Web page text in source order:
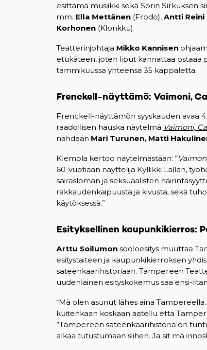
esittämä musiikki sekä Sorin Sirkuksen
mm. Ella Mettänen (Frodo), Antti Reini
Korhonen (Klonkku).
Teatterinjohtaja Mikko Kannisen
etukäteen, joten liput kannattaa ostaaa
tammikuussa yhteensä 35 kappaletta.
Frenckell-näyttämö: Vaimoni,
Frenckell-näyttämön syyskauden avaa
raadollisen hauska näytelmä Vaimoni,
nähdään Mari Turunen, Matti
Klemola kertoo näytelmästään: ”
60-vuotiaan näyttelijä Kyllikki Lallan,
sairasloman ja seksuaalisten
rakkaudenkaipuusta ja kivusta, sekä
käytöksessä.”
Esityksellinen kaupunkikierros:
Arttu Soilumon sooloesitys muuttaa
esitystaiteen ja kaupunkikierroksen
sateenkaarihistoriaan. Tampereen
uudenlainen esityskokemus saa ensi-
“Mä olen asunut lähes aina
kuitenkaan koskaan aatellu että
”Tampereen sateenkaarihistoria on
alkaa tutustumaan siihen. Ja sit mä